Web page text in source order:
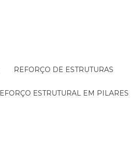
REFORÇO DE ESTRUTURAS
REFORÇO ESTRUTURAL EM PILARES